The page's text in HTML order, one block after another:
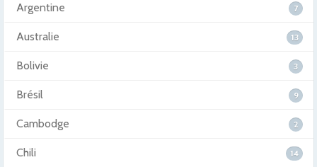
Argentine 7
Australie 13
Bolivie 3
Brésil 9
Cambodge 2
Chili 14